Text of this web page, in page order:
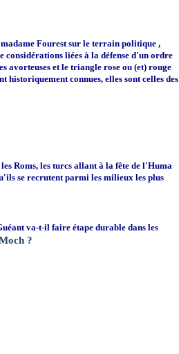
Fourest sur le terrain politique ,
considérations liées à la défense d'un ordre
avorteuses et le triangle rose ou (et) rouge
historiquement connues, elles sont celles des
Roms, les turcs allant à la fête de l'Huma
se recrutent parmi les milieux les plus
va-t-il faire étape durable dans les
?